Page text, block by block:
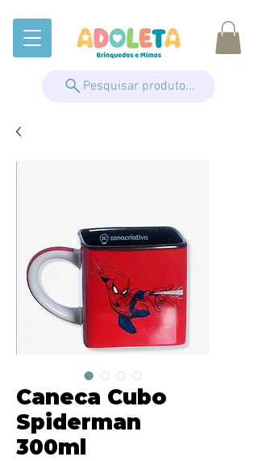
Pesquisar produto...
Caneca Cubo
Spiderman
300ml